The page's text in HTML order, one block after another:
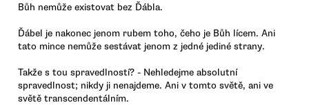
Bůh nemůže existovat bez Ďábla.
Ďábel je nakonec jenom rubem toho, čeho je Bůh lícem. Ani
tato mince nemůže sestávat jenom z jedné jediné strany.
Takže s tou spravedlností? - Nehledejme absolutní
spravedlnost; nikdy ji nenajdeme. Ani v tomto světě, ani ve
světě transcendentálním.